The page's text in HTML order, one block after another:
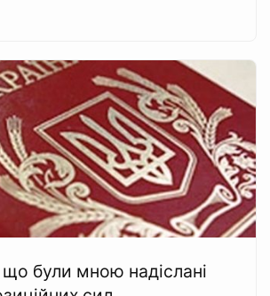
що були мною надіслані